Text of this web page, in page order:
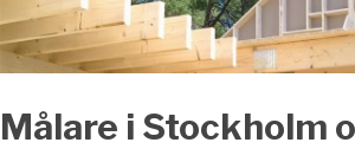
Målare i Stockholm